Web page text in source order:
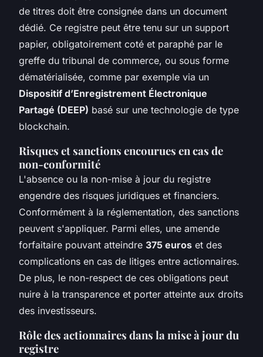
de titres doit être consignée dans un document
dédié. Ce registre peut être tenu sur un support
papier, obligatoirement coté et paraphé par le
greffe du tribunal de commerce, ou sous forme
dématérialisée, comme par exemple via un
Dispositif d’Enregistrement Électronique
Partagé (DEEP) basé sur une technologie de type
blockchain.
Risques et sanctions encourues en cas de
non-conformité
L'absence ou la non-mise à jour du registre
engendre des risques juridiques et financiers.
Conformément à la réglementation, des sanctions
peuvent s'appliquer. Parmi elles, une amende
forfaitaire pouvant atteindre 375 euros et des
complications en cas de litiges entre actionnaires.
De plus, le non-respect de ces obligations peut
nuire à la transparence et porter atteinte aux droits
des investisseurs.
Rôle des actionnaires dans la mise à jour du
registre